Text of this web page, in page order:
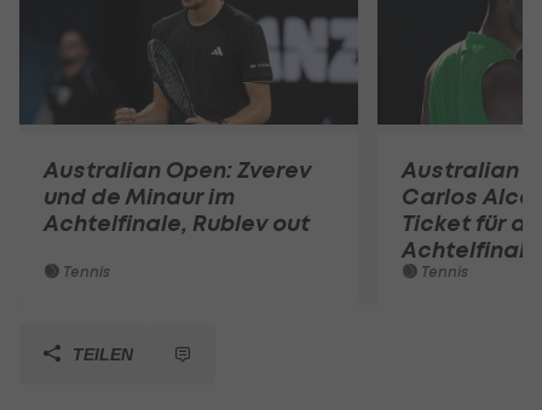
Australian Open: Zverev
und de Minaur im
Achtelfinale, Rublev out
Tennis
Australian
Carlos
Ticket für
Achtelfinale
Tennis
TEILEN